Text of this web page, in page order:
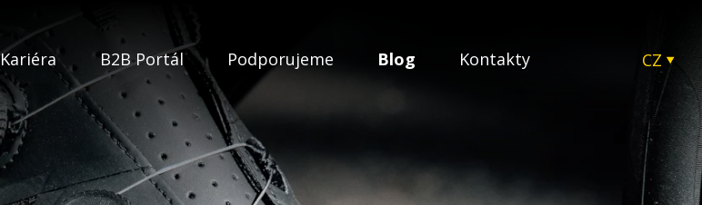
Kariéra B2B Portál Podporujeme Blog Kontakty
CZ
EN
SK
HU
PL